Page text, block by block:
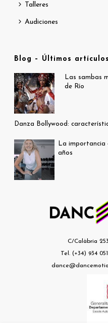
Talleres
Audiciones
Blog – Últimos artículos
Las sambas
de Río
Danza Bollywood:
La importancia
años
C/Calàbria
Tel. (+34) 934